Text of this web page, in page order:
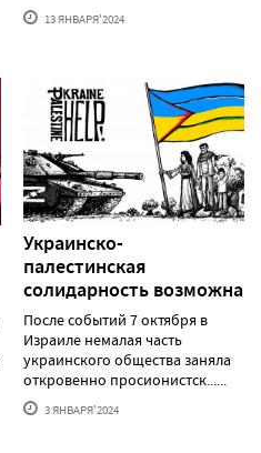
13 ЯНВАРЯ'2024
Украинско-
палестинская
солидарность возможна
После событий 7 октября в
Израиле немалая часть
украинского общества заняла
откровенно просионистск......
3 ЯНВАРЯ'2024